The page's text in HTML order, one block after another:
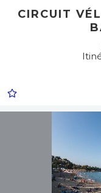
CIRCUIT